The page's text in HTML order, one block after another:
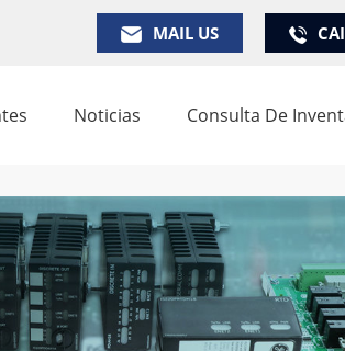
MAIL US
Noticias Consulta De